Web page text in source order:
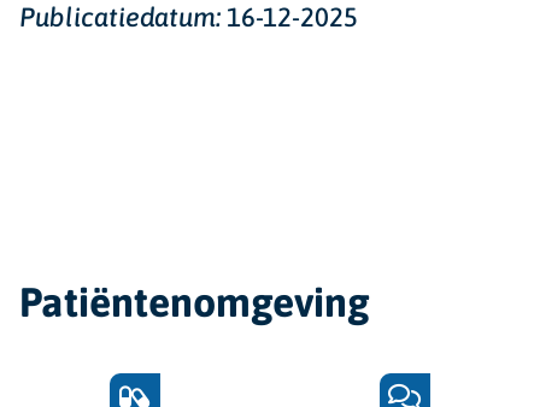
Publicatiedatum: 16-12-2025
Patiëntenomgeving